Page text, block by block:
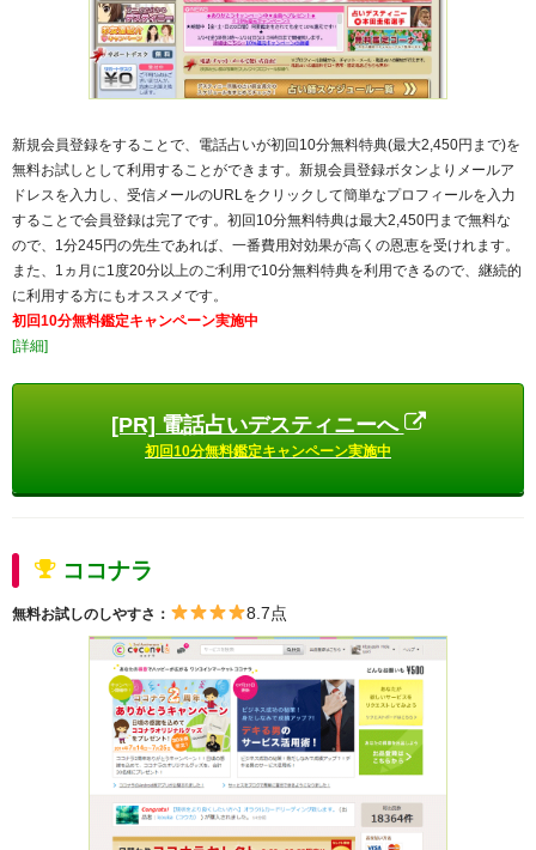
新規会員登録をすることで、電話占いが初回10分無料特典(最大2,450円まで)を
無料お試しとして利用することができます。新規会員登録ボタンよりメールア
ドレスを入力し、受信メールのURLをクリックして簡単なプロフィールを入力
することで会員登録は完了です。初回10分無料特典は最大2,450円まで無料な
ので、1分245円の先生であれば、一番費用対効果が高くの恩恵を受けれます。
また、1ヵ月に1度20分以上のご利用で10分無料特典を利用できるので、継続的
に利用する方にもオススメです。
初回10分無料鑑定キャンペーン実施中
[詳細]
[PR] 電話占いデスティニーへ
初回10分無料鑑定キャンペーン実施中
ココナラ
無料お試しのしやすさ： 8.7点